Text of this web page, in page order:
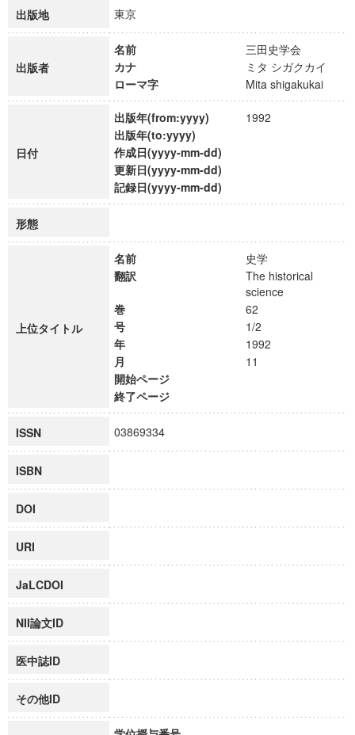
出版地 東京
出版者
名前
三田史学会
カナ
ミタ シガクカイ
ローマ字
Mita shigakukai
日付
出版年(from:yyyy)
1992
出版年(to:yyyy)
作成日(yyyy-mm-dd)
更新日(yyyy-mm-dd)
記録日(yyyy-mm-dd)
形態
上位タイトル
名前
史学
翻訳
The historical
science
巻
62
号
1/2
年
1992
月
11
開始ページ
終了ページ
ISSN 03869334
ISBN
DOI
URI
JaLCDOI
NII論文ID
医中誌ID
その他ID